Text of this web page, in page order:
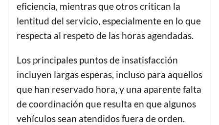
eficiencia, mientras que otros critican la
lentitud del servicio, especialmente en lo que
respecta al respeto de las horas agendadas.
Los principales puntos de insatisfacción
incluyen largas esperas, incluso para aquellos
que han reservado hora, y una aparente falta
de coordinación que resulta en que algunos
vehículos sean atendidos fuera de orden.